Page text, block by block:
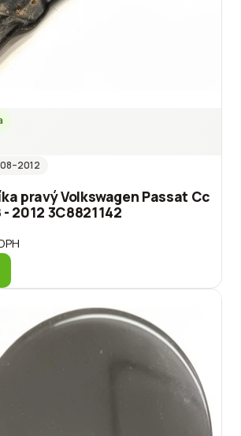
–2012
pravý Volkswagen Passat Cc
2012 3C8821142